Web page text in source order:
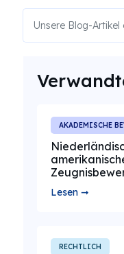
AKADEMISCHE
Lesen ➞
RECHTLICH